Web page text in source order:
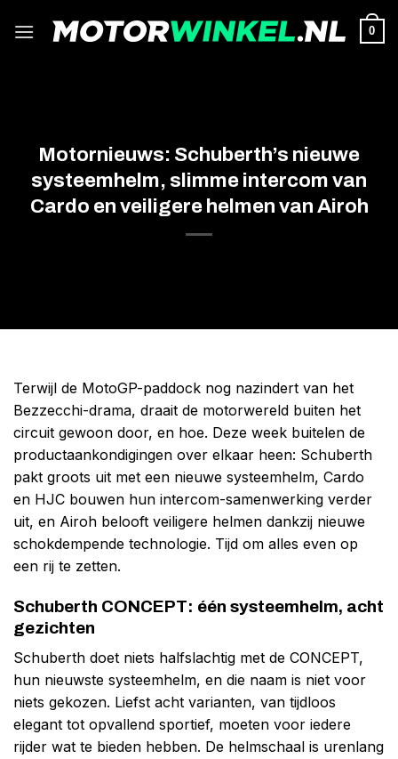
naar
0
Motornieuws: Schuberth’s nieuwe
systeemhelm, slimme intercom van
Cardo en veiligere helmen van Airoh
Terwijl de MotoGP-paddock nog nazindert van het
Bezzecchi-drama, draait de motorwereld buiten het
circuit gewoon door, en hoe. Deze week buitelen de
productaankondigingen over elkaar heen: Schuberth
pakt groots uit met een nieuwe systeemhelm, Cardo
en HJC bouwen hun intercom-samenwerking verder
uit, en Airoh belooft veiligere helmen dankzij nieuwe
schokdempende technologie. Tijd om alles even op
een rij te zetten.
Schuberth CONCEPT: één systeemhelm, acht
gezichten
Schuberth doet niets halfslachtig met de CONCEPT,
hun nieuwste systeemhelm, en die naam is niet voor
niets gekozen. Liefst acht varianten, van tijdloos
elegant tot opvallend sportief, moeten voor iedere
rijder wat te bieden hebben. De helmschaal is urenlang